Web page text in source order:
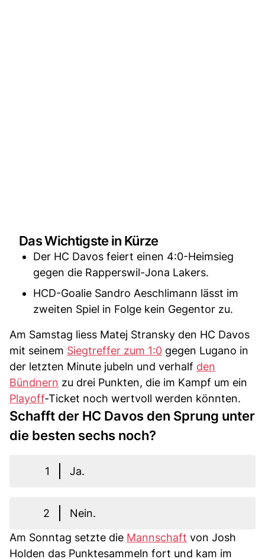
Das Wichtigste in Kürze
Der HC Davos feiert einen 4:0-Heimsieg
gegen die Rapperswil-Jona Lakers.
HCD-Goalie Sandro Aeschlimann lässt im
zweiten Spiel in Folge kein Gegentor zu.
Am Samstag liess Matej Stransky den HC Davos
mit seinem Siegtreffer zum 1:0 gegen Lugano in
der letzten Minute jubeln und verhalf den
Bündnern zu drei Punkten, die im Kampf um ein
Playoff-Ticket noch wertvoll werden könnten.
Schafft der HC Davos den Sprung unter
die besten sechs noch?
1 Ja.
2
Nein.
Am Sonntag setzte die Mannschaft von Josh
Holden das Punktesammeln fort und kam im